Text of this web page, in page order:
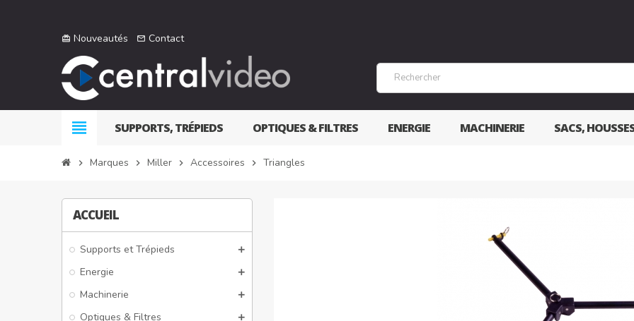
card_giftcard Nouveautés mail_outline Contact
view_headline SUPPORTS, TRÉPIEDS OPTIQUES & FILTRES ENERGIE MACHINERIE SACS,
chevron_right Marques chevron_right Miller chevron_right Accessoires chevron_right Triangles
ACCUEIL
Supports et Trépieds
Energie
Machinerie
Optiques & Filtres